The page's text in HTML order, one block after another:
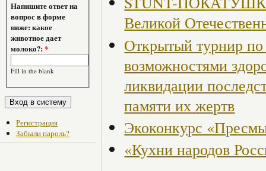
Напишите ответ на
вопрос в форме
ниже: какое
животное дает
молоко?:*
Fill in the blank
Регистрация
Забыли пароль?
Великой
Открытый турнир
возможностями
ликвидации
памяти их жертв
Экоконкурс
«Кухни народов